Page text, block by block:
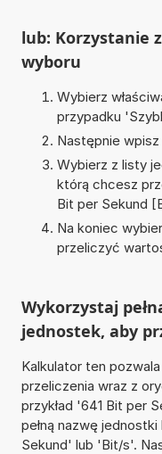
lub: Korzystanie
wyboru
Wybierz
przypadku '
Następnie
Wybierz z listy
którą chcesz
Bit per Sekund
Na koniec
przeliczyć
Wykorzystaj
jednostek, aby
Kalkulator ten
przeliczenia wraz z
przykład '641 Bit per
pełną nazwę
Sekund' lub 'Bit/s'.